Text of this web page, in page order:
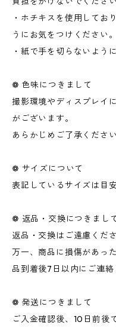
・ホチキスを使用してお
うにお気をつけください。
・紙で手を切らないよう
❁ 色味につきまして
撮影環境やディスプレイ
がございます。
あらかじめご了承ください
❁ サイズについて
表記しているサイズは目
❁ 返品・交換につきまし
返品・交換はご遠慮くだ
万一、商品に損傷があっ
品到着後7日以内にご連絡
❁ 発送につきまして
ご入金確認後、10日前後